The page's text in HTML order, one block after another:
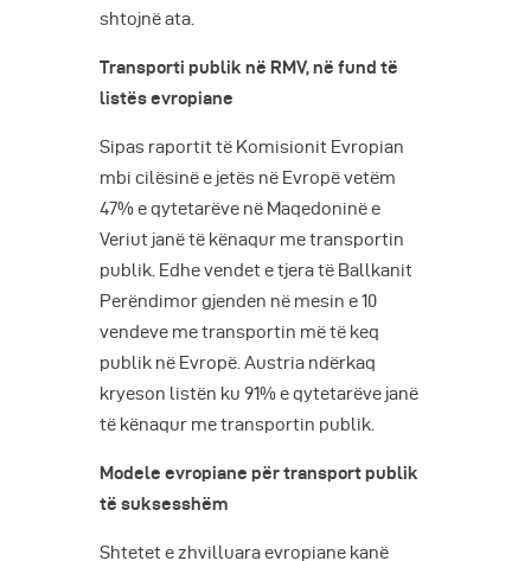
shtojnë ata.
Transporti publik në RMV, në fund të
listës evropiane
Sipas raportit të Komisionit Evropian
mbi cilësinë e jetës në Evropë vetëm
47% e qytetarëve në Maqedoninë e
Veriut janë të kënaqur me transportin
publik. Edhe vendet e tjera të Ballkanit
Perëndimor gjenden në mesin e 10
vendeve me transportin më të keq
publik në Evropë. Austria ndërkaq
kryeson listën ku 91% e qytetarëve janë
të kënaqur me transportin publik.
Modele evropiane për transport publik
të suksesshëm
Shtetet e zhvilluara evropiane kanë